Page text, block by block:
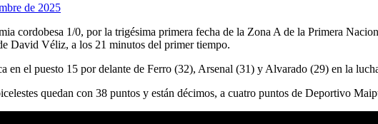
de 2025
cordobesa 1/0, por la trigésima primera fecha de la Zona A de la Primera
David Véliz, a los 21 minutos del primer tiempo.
en el puesto 15 por delante de Ferro (32), Arsenal (31) y Alvarado (29) en la
quedan con 38 puntos y están décimos, a cuatro puntos de Deportivo